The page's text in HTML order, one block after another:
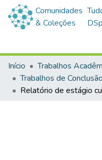
Comunidades
& Coleções
Início